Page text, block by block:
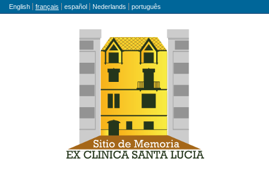
Langue
English français español Nederlands português